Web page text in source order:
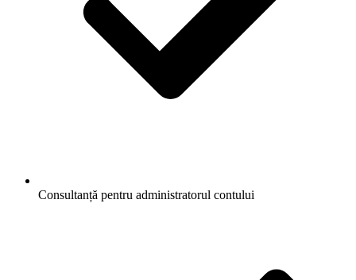
Consultanță pentru administratorul contului